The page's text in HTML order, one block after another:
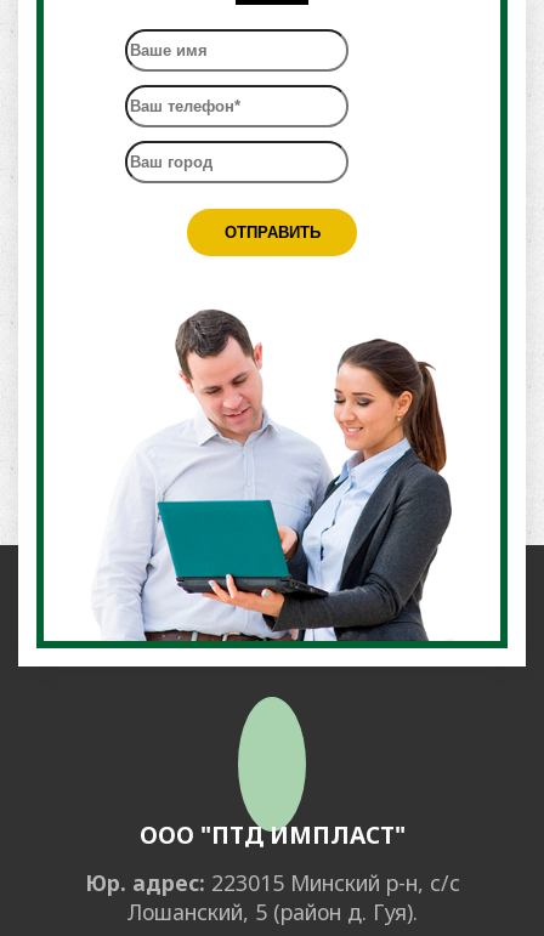
ОТПРАВИТЬ
ООО "ПТД ИМПЛАСТ"
Юр. адрес: 223015 Минский р-н, с/с
Лошанский, 5 (район д. Гуя).